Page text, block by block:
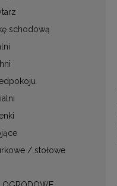
schodową
/ stołowe